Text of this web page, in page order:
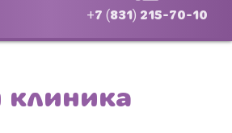
+7 (831) 215-70-10
клиника